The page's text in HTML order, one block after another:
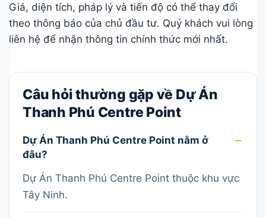
Giá, diện tích, pháp lý và tiến độ có thể thay đổi
theo thông báo của chủ đầu tư. Quý khách vui lòng
liên hệ để nhận thông tin chính thức mới nhất.
Câu hỏi thường gặp về Dự Án
Thanh Phú Centre Point
Dự Án Thanh Phú Centre Point nằm ở
đâu?
Dự Án Thanh Phú Centre Point thuộc khu vực
Tây Ninh.